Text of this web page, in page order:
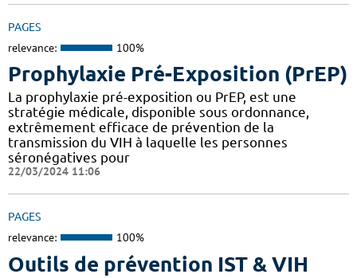
PAGES
relevance: 100%
Prophylaxie Pré-Exposition (PrEP)
La prophylaxie pré-exposition ou PrEP, est une
stratégie médicale, disponible sous ordonnance,
extrêmement efficace de prévention de la
transmission du VIH à laquelle les personnes
séronégatives pour
22/03/2024 11:06
PAGES
relevance: 100%
Outils de prévention IST & VIH